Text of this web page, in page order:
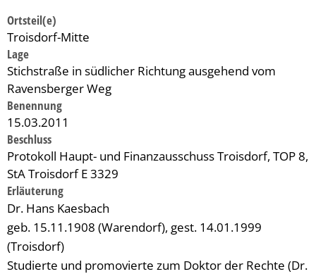
Ortsteil(e)
Troisdorf-Mitte
Lage
Stichstraße in südlicher Richtung ausgehend vom
Ravensberger Weg
Benennung
15.03.2011
Beschluss
Protokoll Haupt- und Finanzausschuss Troisdorf, TOP 8,
StA Troisdorf E 3329
Erläuterung
Dr. Hans Kaesbach
geb. 15.11.1908 (Warendorf), gest. 14.01.1999
(Troisdorf)
Studierte und promovierte zum Doktor der Rechte (Dr.